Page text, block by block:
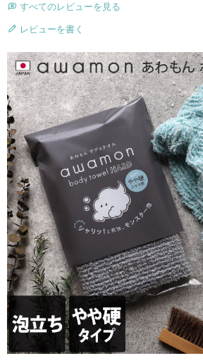
すべてのレビューを見る
レビューを書く